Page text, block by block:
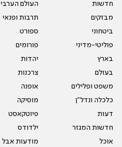
חדשות
מבזקים
ביטחוני
פוליטי-מדיני
בארץ
בעולם
משפט ופלילים
כלכלה ונדל"ן
דעות
חדשות המגזר
אוכל
העולם הערבי
תרבות ופנאי
ספורט
פורומים
יהדות
צרכנות
אופנה
מוסיקה
פיוטקאסט
ילדודס
מודעות אבל